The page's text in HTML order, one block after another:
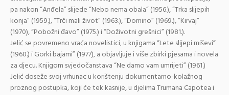
pa nakon “Anđela” slijede “Nebo nema obala” (1956.), “Trka slijepih
konja” (1959.), “Trči mali život” (1963.), “Domino” (1969.), “Kirvaj”
(1970), “Pobožni đavo” (1975.) i “Doživotni grešnici” (1981.).
Jelić se povremeno vraća novelistici, u knjigama “Lete slijepi miševi”
(1960.) i Gorki bajami” (1977), a objavljuje i više zbirki pjesama i novela
za djecu. Knjigom svjedočanstava “Ne damo vam umrijeti” (1961.)
Jelić doseže svoj vrhunac u korištenju dokumentarno-kolažnog
proznog postupka, koji će tek kasnije, u djelima Trumana Capotea i